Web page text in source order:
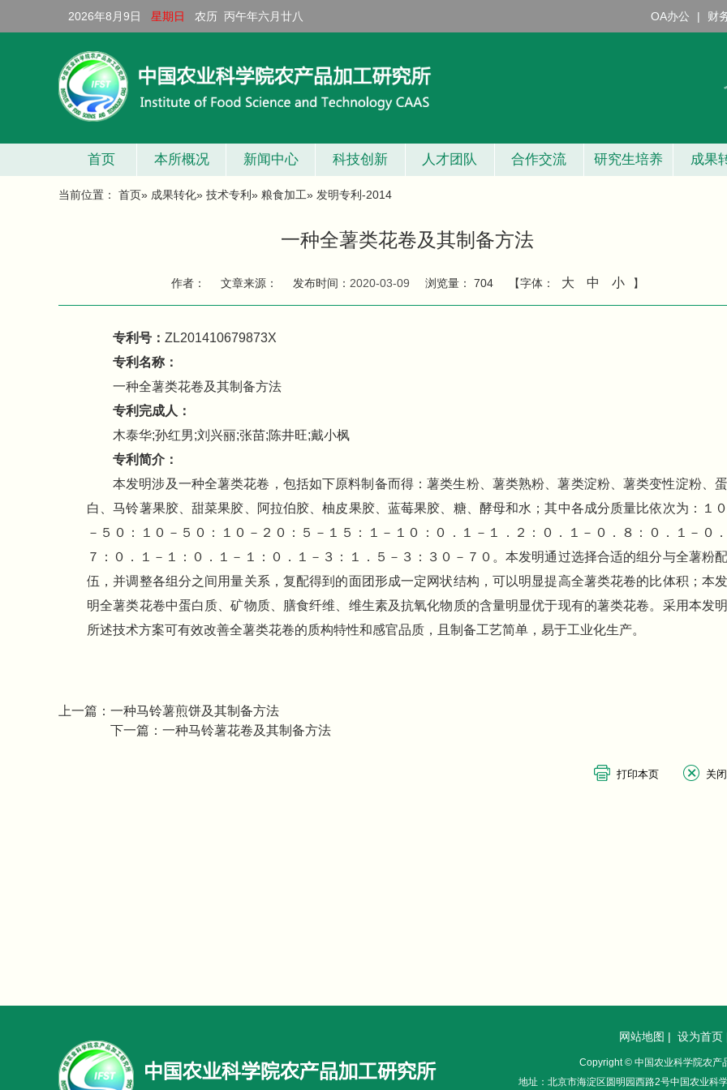
OA办公 | 财
2026年8月9日 星期日 农历 丙午年六月廿八
首页 本所概况 新闻中心 科技创新 人才团队 合作交流 研究生培养 成果
当前位置： 首页» 成果转化» 技术专利 » 粮食加工» 发明专利-2014
一种全薯类花卷及其制备方法
作者： 文章来源： 发布时间： 2020-03-09 浏览量： 704 【字体： 大 中 小 】
专利号： ZL201410679873X
专利名称：
一种全薯类花卷及其制备方法
专利完成人：
木泰华;孙红男;刘兴丽;张苗;陈井旺;戴小枫
专利简介：
本发明涉及一种全薯类花卷，包括如下原料制备而得：薯类生粉、薯类熟粉、薯类淀粉、薯类变性淀粉、蛋
白、马铃薯果胶、甜菜果胶、阿拉伯胶、柚皮果胶、蓝莓果胶、糖、酵母和水；其中各成分质量比依次为：１０
－５０：１０－５０：１０－２０：５－１５：１－１０：０．１－１．２：０．１－０．８：０．１－０．
７：０．１－１：０．１－１：０．１－３：１．５－３：３０－７０。本发明通过选择合适的组分与全薯粉配
伍，并调整各组分之间用量关系，复配得到的面团形成一定网状结构，可以明显提高全薯类花卷的比体积；本发
明全薯类花卷中蛋白质、矿物质、膳食纤维、维生素及抗氧化物质的含量明显优于现有的薯类花卷。采用本发明
所述技术方案可有效改善全薯类花卷的质构特性和感官品质，且制备工艺简单，易于工业化生产。
上一篇： 一种马铃薯煎饼及其制备方法
下一篇： 一种马铃薯花卷及其制备方法
网站地图 | 设为首页
Copyright © 中国农业科学院农产
地址：北京市海淀区圆明园西路2号中国农业科